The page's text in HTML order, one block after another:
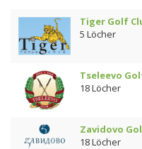
Tiger Golf
5 Löcher
Tseleevo
18 Löcher
Zavidovo
18 Löcher